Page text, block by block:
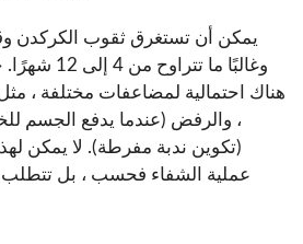
يمكن أن تستغرق ثقوب الكركدن
وغالبًا ما
هناك احتمالية لمضاعفات مختلفة ،
، والرفض (عندما يدفع الجسم
(تكوين ندبة مفرطة). لا يمكن
عملية الشفاء فحسب ، بل تتطلب